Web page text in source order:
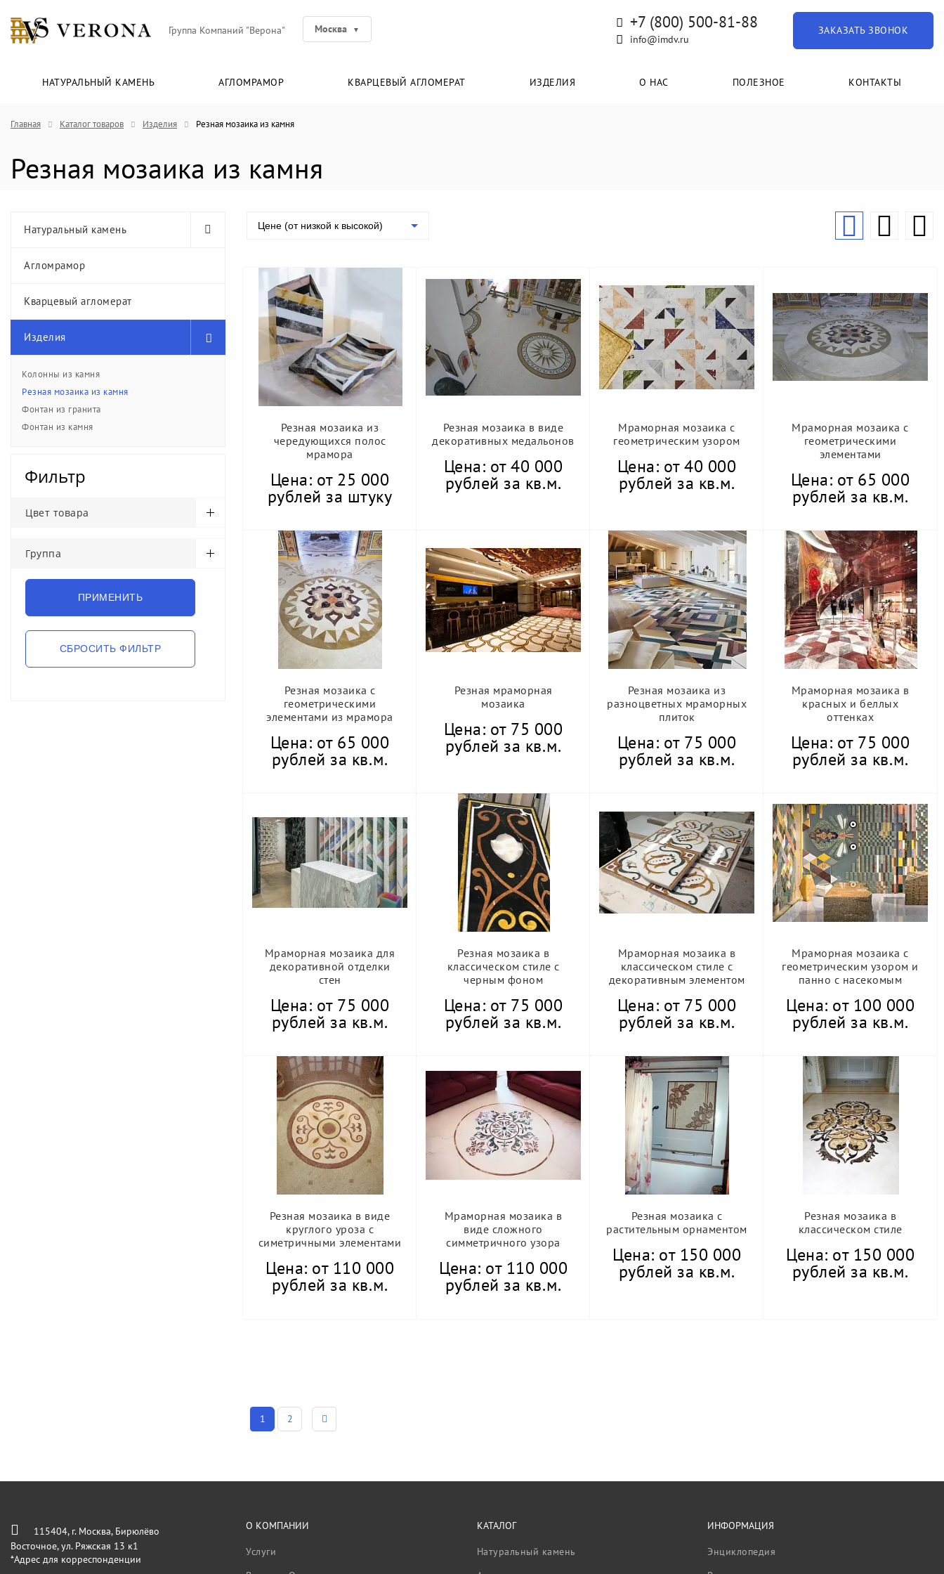
Группа Компаний "Верона" Москва +7 (800) 500-81-88
info@imdv.ru
ЗАКАЗАТЬ ЗВОНОК
НАТУРАЛЬНЫЙ КАМЕНЬ АГЛОМРАМОР КВАРЦЕВЫЙ АГЛОМЕРАТ ИЗДЕЛИЯ О НАС ПОЛЕЗНОЕ КОНТАКТЫ
Главная Каталог товаров Изделия Резная мозаика из камня
Резная мозаика из камня
Натуральный камень
Агломрамор
Кварцевый агломерат
Изделия
Колонны из камня
Резная мозаика из камня
Фонтан из гранита
Фонтан из камня
Фильтр
Цвет товара
Группа
Цене (от низкой к высокой)
Резная мозаика из
чередующихся полос
мрамора
Цена: от 25 000
рублей за штуку
Резная мозаика в виде
декоративных медальонов
Цена: от 40 000
рублей за кв.м.
Мраморная мозаика с
геометрическим узором
Цена: от 40 000
рублей за кв.м.
Мраморная мозаика с
геометрическими
элементами
Цена: от 65 000
рублей за кв.м.
Резная мозаика с
геометрическими
элементами из мрамора
Цена: от 65 000
рублей за кв.м.
Резная мраморная
мозаика
Цена: от 75 000
рублей за кв.м.
Резная мозаика из
разноцветных мраморных
плиток
Цена: от 75 000
рублей за кв.м.
Мраморная мозаика в
красных и беллых
оттенках
Цена: от 75 000
рублей за кв.м.
Мраморная мозаика для
декоративной отделки
стен
Цена: от 75 000
рублей за кв.м.
Резная мозаика в
классическом стиле с
черным фоном
Цена: от 75 000
рублей за кв.м.
Мраморная мозаика в
классическом стиле с
декоративным элементом
Цена: от 75 000
рублей за кв.м.
Мраморная мозаика с
геометрическим узором и
панно с насекомым
Цена: от 100 000
рублей за кв.м.
Резная мозаика в виде
круглого уроза с
симетричными элементами
Цена: от 110 000
рублей за кв.м.
Мраморная мозаика в
виде сложного
симметричного узора
Цена: от 110 000
рублей за кв.м.
Резная мозаика с
растительным орнаментом
Цена: от 150 000
рублей за кв.м.
Резная мозаика в
классическом стиле
Цена: от 150 000
рублей за кв.м.
1 2
115404, г. Москва, Бирюлёво
Восточное, ул. Ряжская 13 к1
*Адрес для корреспонденции
О КОМПАНИИ
Услуги
КАТАЛОГ
Натуральный камень
ИНФОРМАЦИЯ
Энциклопедия